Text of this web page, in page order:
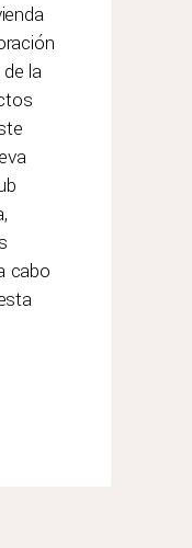
la
cabo